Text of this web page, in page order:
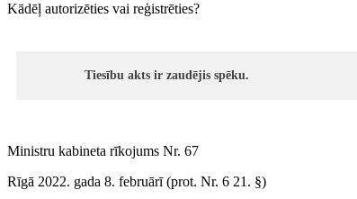
Kādēļ autorizēties vai reģistrēties?
Tiesību akts ir zaudējis spēku.
Ministru kabineta rīkojums Nr. 67
Rīgā 2022. gada 8. februārī (prot. Nr. 6 21. §)